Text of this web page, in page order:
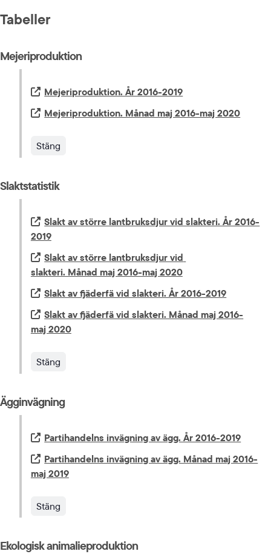
Tabeller
Mejeriproduktion
Extern länk.
Mejeriproduktion. År 2016-2019
Extern länk.
Mejeriproduktion. Månad maj 2016-maj 2020
Stäng
Slaktstatistik
Extern länk.
Slakt av större lantbruksdjur vid slakteri. År 2016-
2019
Extern länk.
Slakt av större lantbruksdjur vid
slakteri. Månad maj 2016-maj 2020
Extern länk.
Slakt av fjäderfä vid slakteri. År 2016-2019
Extern länk.
Slakt av fjäderfä vid slakteri. Månad maj 2016-
maj 2020
Stäng
Ägginvägning
Extern länk.
Partihandelns invägning av ägg. År 2016-2019
Extern länk.
Partihandelns invägning av ägg. Månad maj 2016-
maj 2019
Stäng
Ekologisk animalieproduktion